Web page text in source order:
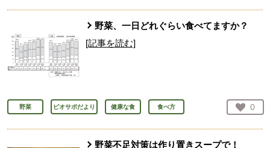
野菜、一日どれぐらい食べてますか？
[記事を読む]
野菜 ビオサポだより 健康な食 食べ方 お気
0
人
野菜不足対策は作り置きスープで！